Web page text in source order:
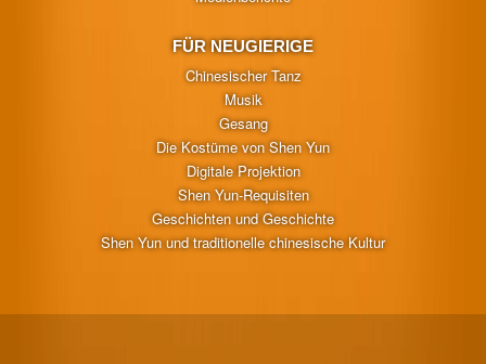
FÜR NEUGIERIGE
Chinesischer Tanz
Musik
Gesang
Die Kostüme von Shen Yun
Digitale Projektion
Shen Yun-Requisiten
Geschichten und Geschichte
Shen Yun und traditionelle chinesische Kultur